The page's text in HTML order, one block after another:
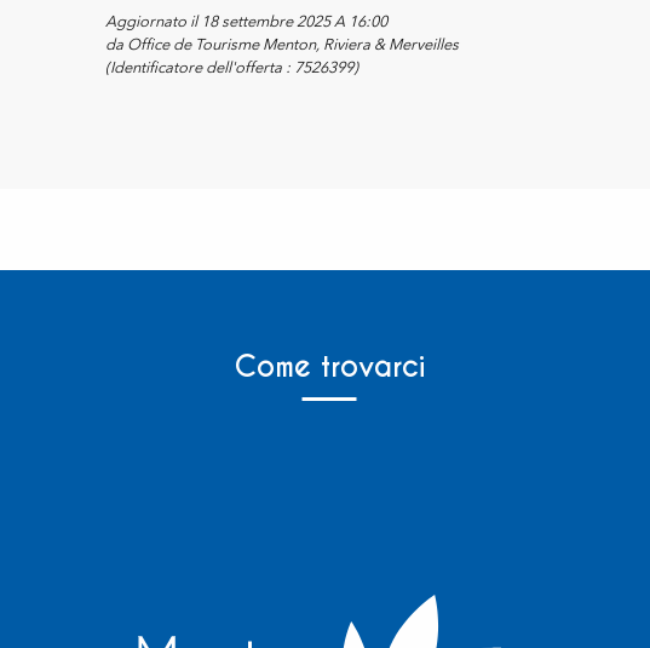
Aggiornato il 18 settembre 2025 A 16:00
da Office de Tourisme Menton, Riviera & Merveilles
(Identificatore dell'offerta : 7526399)
Come trovarci